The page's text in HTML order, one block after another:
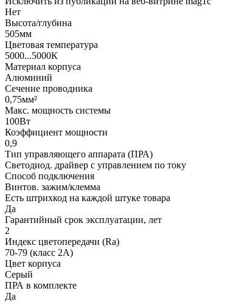
Нет
Высота/глубина
505мм
Цветовая температура
5000...5000К
Материал корпуса
Алюминий
Сечение проводника
0,75мм²
Макс. мощность системы
100Вт
Коэффициент мощности
0,9
Тип управляющего аппарата (ПРА)
Светодиод. драйвер с управлением по току
Способ подключения
Винтов. зажим/клемма
Есть штрихкод на каждой штуке товара
Да
Гарантийный срок эксплуатации, лет
2
Индекс цветопередачи (Ra)
70-79 (класс 2A)
Цвет корпуса
Серый
ПРА в комплекте
Да